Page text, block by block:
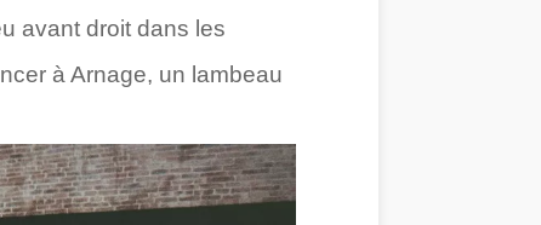
avant droit dans les
à Arnage, un lambeau